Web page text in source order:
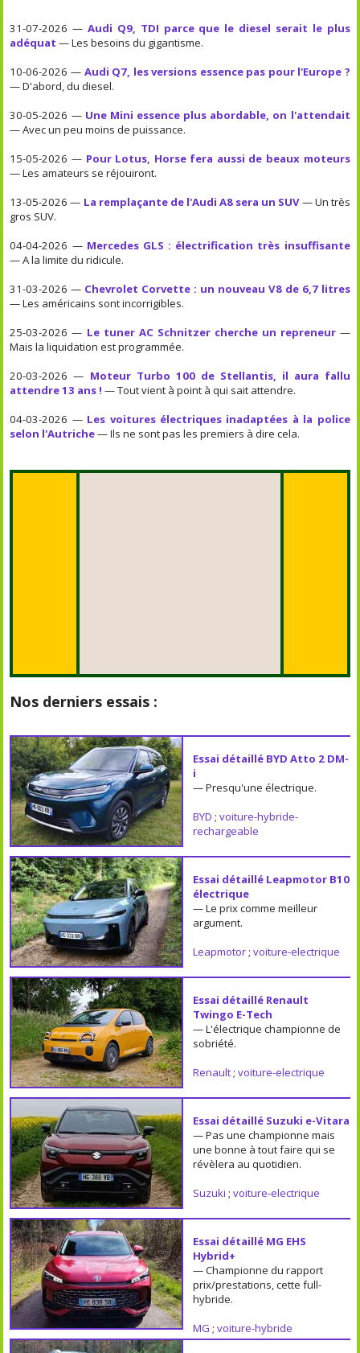
31-07-2026 —Audi Q9, TDI parce que le diesel serait le plus
adéquat — Les besoins du gigantisme.
10-06-2026 — Audi Q7, les versions essence pas pour l'Europe ?
— D'abord, du diesel.
30-05-2026 — Une Mini essence plus abordable, on l'attendait
— Avec un peu moins de puissance.
15-05-2026 — Pour Lotus, Horse fera aussi de beaux moteurs
— Les amateurs se réjouiront.
13-05-2026 — La remplaçante de l'Audi A8 sera un SUV— Un très
gros SUV.
04-04-2026 — Mercedes GLS : électrification très insuffisante
— A la limite du ridicule.
31-03-2026 — Chevrolet Corvette : un nouveau V8 de 6,7 litres
— Les américains sont incorrigibles.
25-03-2026 — Le tuner AC Schnitzer cherche un repreneur—
Mais la liquidation est programmée.
20-03-2026 — Moteur Turbo 100 de Stellantis, il aura fallu
attendre 13 ans ! — Tout vient à point à qui sait attendre.
04-03-2026 — Les voitures électriques inadaptées à la police
selon l'Autriche— Ils ne sont pas les premiers à dire cela.
Nos derniers essais :
Essai détaillé BYD Atto 2 DM-
i
— Presqu'une électrique.
BYD ; voiture-hybride-
rechargeable
Essai détaillé Leapmotor B10
électrique
— Le prix comme meilleur
argument.
Leapmotor ; voiture-electrique
Essai détaillé Renault
Twingo E-Tech
— L'électrique championne de
sobriété.
Renault ; voiture-electrique
Essai détaillé Suzuki e-Vitara
— Pas une championne mais
une bonne à tout faire qui se
révèlera au quotidien.
Suzuki ; voiture-electrique
Essai détaillé MG EHS
Hybrid+
— Championne du rapport
prix/prestations, cette full-
hybride.
MG ; voiture-hybride